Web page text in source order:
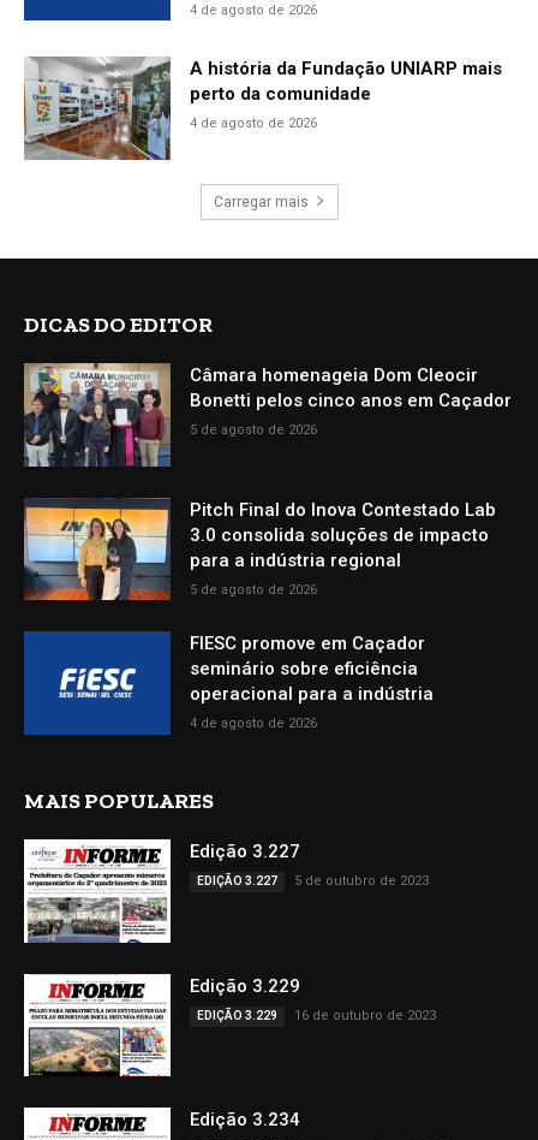
4 de agosto de 2026
A história da Fundação UNIARP mais
perto da comunidade
4 de agosto de 2026
Carregar mais
DICAS DO EDITOR
Câmara homenageia Dom Cleocir
Bonetti pelos cinco anos em Caçador
5 de agosto de 2026
Pitch Final do Inova Contestado Lab
3.0 consolida soluções de impacto
para a indústria regional
5 de agosto de 2026
FIESC promove em Caçador
seminário sobre eficiência
operacional para a indústria
4 de agosto de 2026
MAIS POPULARES
Edição 3.227
EDIÇÃO 3.227 5 de outubro de 2023
Edição 3.229
EDIÇÃO 3.229 16 de outubro de 2023
Edição 3.234